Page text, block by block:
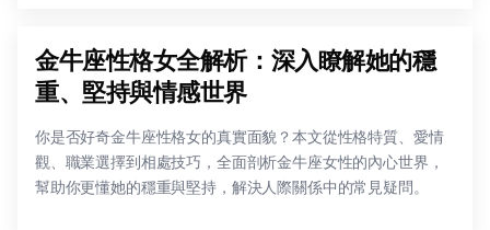
金牛座性格女全解析：深入瞭解她的穩
重、堅持與情感世界
你是否好奇金牛座性格女的真實面貌？本文從性格特質、愛情
觀、職業選擇到相處技巧，全面剖析金牛座女性的內心世界，
幫助你更懂她的穩重與堅持，解決人際關係中的常見疑問。